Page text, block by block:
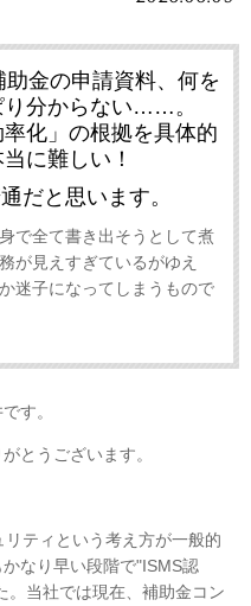
金の申請資料、何を
分からない……。
率化」の根拠を具体的
に難しい！
だと思います。
で全て書き出そうとして煮
が見えすぎているがゆえ
迷子になってしまうもので
す。
とうございます。
ティという考え方が一般的
なり早い段階で"ISMS認
。当社では現在、補助金コン